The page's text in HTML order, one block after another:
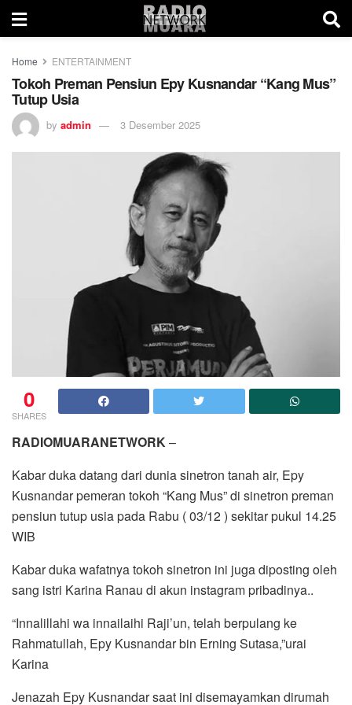
Home ENTERTAINMENT
Tokoh Preman Pensiun Epy Kusnandar “Kang Mus”
Tutup Usia
by admin 3 Desember 2025
0
SHARES
RADIOMUARANETWORK–
Kabar duka datang dari dunia sinetron tanah air, Epy
Kusnandar pemeran tokoh “Kang Mus” di sinetron preman
pensiun tutup usia pada Rabu ( 03/12 ) sekitar pukul 14.25
WIB
Kabar duka wafatnya tokoh sinetron ini juga diposting oleh
sang istri Karina Ranau di akun instagram pribadinya..
“Innalillahi wa innailaihi Raji’un, telah berpulang ke
Rahmatullah, Epy Kusnandar bin Erning Sutasa,”urai
Karina
Jenazah Epy Kusnandar saat ini disemayamkan dirumah